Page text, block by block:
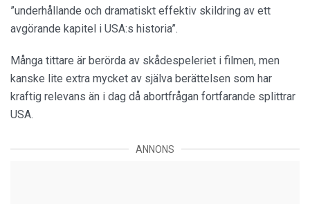
”underhållande och dramatiskt effektiv skildring av ett
avgörande kapitel i USA:s historia”.
Många tittare är berörda av skådespeleriet i filmen, men
kanske lite extra mycket av själva berättelsen som har
kraftig relevans än i dag då abortfrågan fortfarande splittrar
USA.
ANNONS